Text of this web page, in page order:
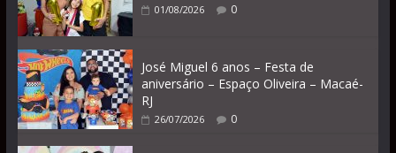
01/08/2026 0
José Miguel 6 anos – Festa de
aniversário – Espaço Oliveira – Macaé-
RJ
26/07/2026 0